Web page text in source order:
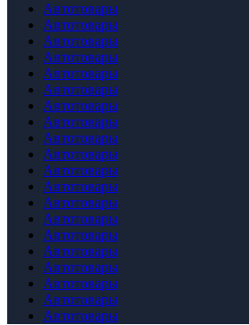
Автотовары
Автотовары
Автотовары
Автотовары
Автотовары
Автотовары
Автотовары
Автотовары
Автотовары
Автотовары
Автотовары
Автотовары
Автотовары
Автотовары
Автотовары
Автотовары
Автотовары
Автотовары
Автотовары
Автотовары